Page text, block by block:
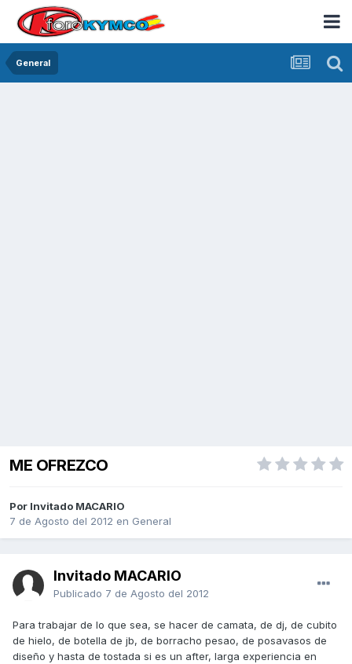
General
ME OFREZCO
Por Invitado MACARIO
7 de Agosto del 2012 en General
Invitado MACARIO
Publicado 7 de Agosto del 2012
Para trabajar de lo que sea, se hacer de camata, de dj, de cubito
de hielo, de botella de jb, de borracho pesao, de posavasos de
diseño y hasta de tostada si es un after, larga experiencia en